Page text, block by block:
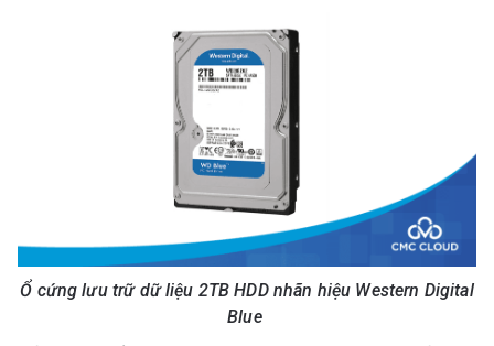
Ổ cứng lưu trữ dữ liệu 2TB HDD nhãn hiệu Western Digital
Blue